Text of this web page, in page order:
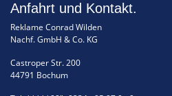
Anfahrt und Kontakt.
Reklame Conrad Wilden
Nachf. GmbH & Co. KG
Castroper Str. 200
44791 Bochum